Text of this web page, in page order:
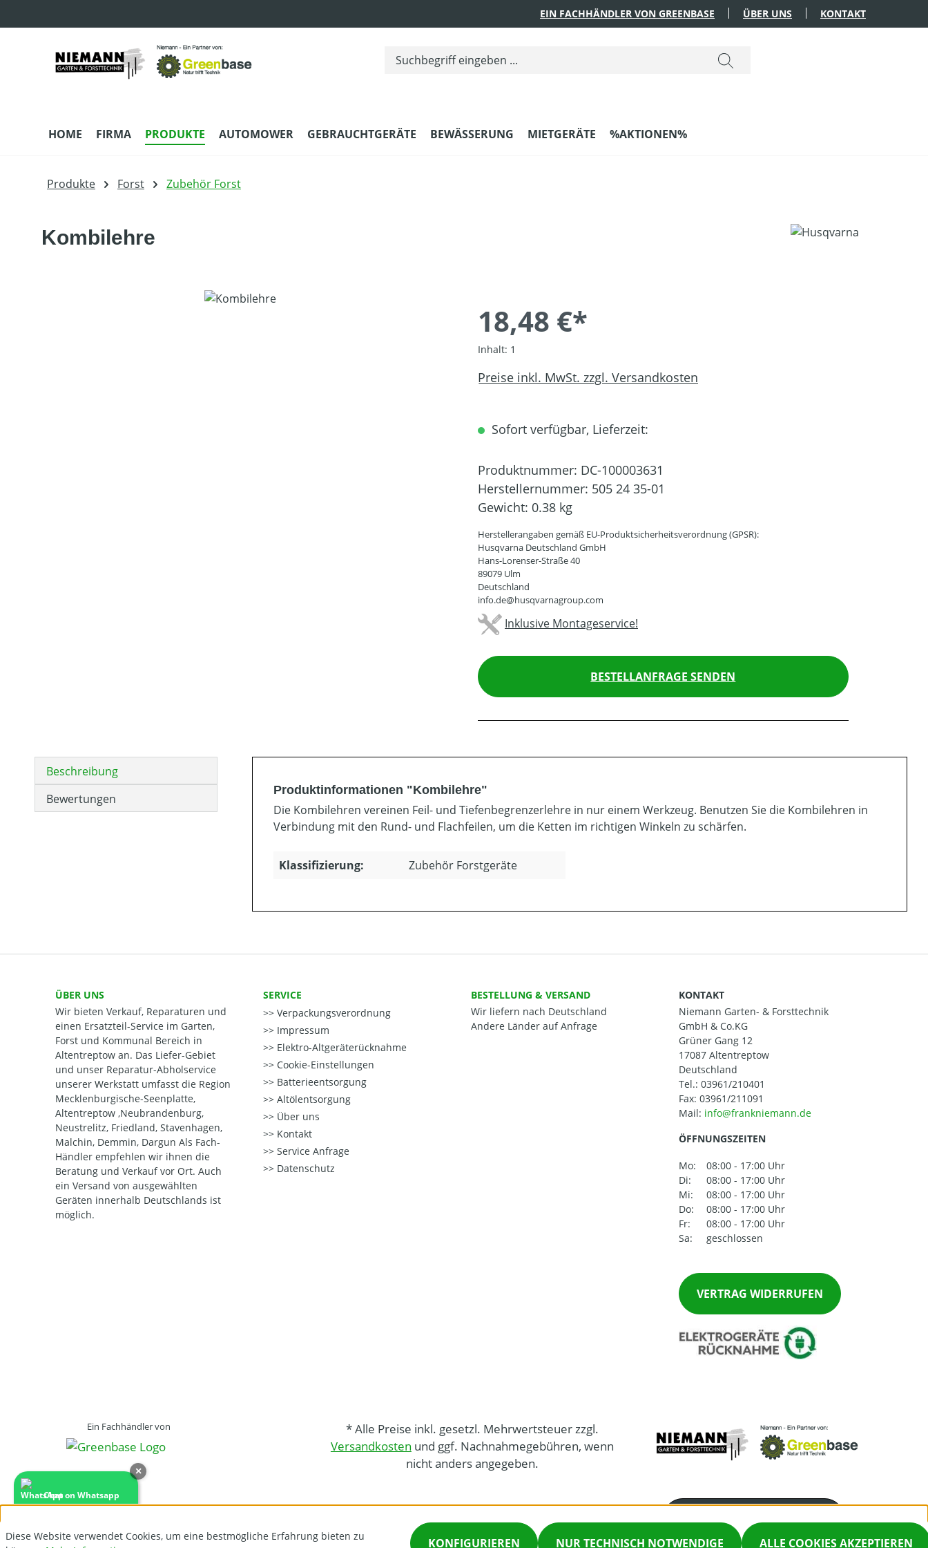
EIN FACHHÄNDLER VON GREENBASE ÜBER UNS KONTAKT
HOME FIRMA PRODUKTE AUTOMOWER GEBRAUCHTGERÄTE BEWÄSSERUNG MIETGERÄTE %AKTIONEN%
Produkte Forst Zubehör Forst
Kombilehre
18,48 €*
Inhalt: 1
Preise inkl. MwSt. zzgl. Versandkosten
Sofort verfügbar, Lieferzeit:
Produktnummer: DC-100003631
Herstellernummer: 505 24 35-01
Gewicht: 0.38 kg
Herstellerangaben gemäß EU-Produktsicherheitsverordnung (GPSR):
Husqvarna Deutschland GmbH
Hans-Lorenser-Straße 40
89079 Ulm
Deutschland
info.de@husqvarnagroup.com
Inklusive Montageservice!
BESTELLANFRAGE SENDEN
Beschreibung
Bewertungen
Produktinformationen "Kombilehre"
Die Kombilehren vereinen Feil- und Tiefenbegrenzerlehre in nur einem Werkzeug. Benutzen Sie die Kombilehren in
Verbindung mit den Rund- und Flachfeilen, um die Ketten im richtigen Winkeln zu schärfen.
Klassifizierung: Zubehör Forstgeräte
Chat on Whatsapp
×
ÜBER UNS
Wir bieten Verkauf, Reparaturen und
einen Ersatzteil-Service im Garten,
Forst und Kommunal Bereich in
Altentreptow an. Das Liefer-Gebiet
und unser Reparatur-Abholservice
unserer Werkstatt umfasst die Region
Mecklenburgische-Seenplatte,
Altentreptow ,Neubrandenburg,
Neustrelitz, Friedland, Stavenhagen,
Malchin, Demmin, Dargun Als Fach-
Händler empfehlen wir ihnen die
Beratung und Verkauf vor Ort. Auch
ein Versand von ausgewählten
Geräten innerhalb Deutschlands ist
möglich.
SERVICE
Verpackungsverordnung
Impressum
Elektro-Altgeräterücknahme
Cookie-Einstellungen
Batterieentsorgung
Altölentsorgung
Über uns
Kontakt
Service Anfrage
Datenschutz
BESTELLUNG & VERSAND
Wir liefern nach Deutschland
Andere Länder auf Anfrage
KONTAKT
Niemann Garten- & Forsttechnik
GmbH & Co.KG
Grüner Gang 12
17087 Altentreptow
Deutschland
Tel.: 03961/210401
Fax: 03961/211091
Mail:
ÖFFNUNGSZEITEN
Mo:
08:00 - 17:00 Uhr
Di:
08:00 - 17:00 Uhr
Mi:
08:00 - 17:00 Uhr
Do:
08:00 - 17:00 Uhr
Fr:
08:00 - 17:00 Uhr
Sa:
geschlossen
VERTRAG WIDERRUFEN
Ein Fachhändler von
* Alle Preise inkl. gesetzl. Mehrwertsteuer zzgl.
Versandkosten und ggf. Nachnahmegebühren, wenn
nicht anders angegeben.
03961/210401
Diese Website verwendet Cookies, um eine bestmögliche Erfahrung bieten zu
NUR TECHNISCH NOTWENDIGE
KONFIGURIEREN ALLE COOKIES AKZEPTIEREN